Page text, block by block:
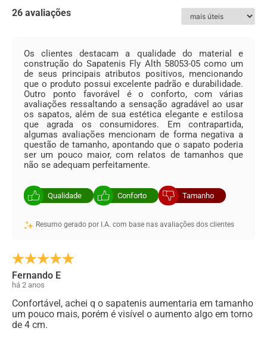
com elástico, facilitando o calce.
:Sapatenis Masculino Rafarillo em Couro Café
Acabamento:Natural
Couro
Solado:TR
Cadarço:Tradicional - De Amarrar
26 avaliações
Os clientes destacam a qualidade do material e
construção do Sapatenis Fly Alth 58053-05 como um
de seus principais atributos positivos, mencionando
que o produto possui excelente padrão e durabilidade.
Outro ponto favorável é o conforto, com várias
avaliações ressaltando a sensação agradável ao usar
os sapatos, além de sua estética elegante e estilosa
que agrada os consumidores. Em contrapartida,
algumas avaliações mencionam de forma negativa a
questão de tamanho, apontando que o sapato poderia
ser um pouco maior, com relatos de tamanhos que
não se adequam perfeitamente.
Qualidade Conforto Tamanho
Resumo gerado por I.A. com base nas avaliações dos clientes
Fernando E
há 2 anos
Confortável, achei q o sapatenis aumentaria em tamanho
um pouco mais, porém é visível o aumento algo em torno
de 4 cm.